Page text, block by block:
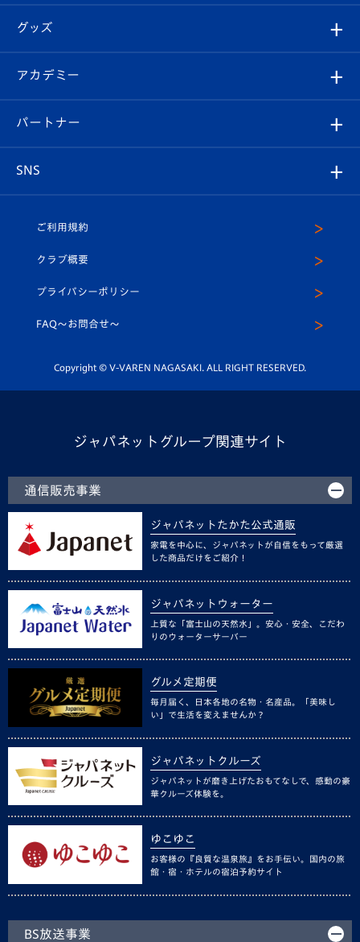
チケット
イベント
メディア
ホームタウン
スタッフプロフィール
マスコット紹介
平和祈念活動
ホームタウン活動
はじめての観戦ガイド
Revive Team
ヴィヴィくんの長崎おもてなしガイド
フォトギャラリー
スタジアムグルメ
チケット
V-LOVERS（ファンクラブ）
プレイヤーズスイート
グッズ
オンラインショップ
店舗情報
アカデミー
育成からのお知らせ
U-18
スクール
パートナー
SNS
ヴィヴィくんインスタグラム
公式LINE＠
ご利用規約
クラブ概要
プライバシーポリシー
FAQ〜お問合せ〜
Copyright © V-VAREN NAGASAKI. ALL RIGHT RESERVED.
ジャパネットグループ関連サイト
通信販売事業
ジャパネットたかた公式通販
家電を中心に、ジャパネットが自信をもって厳選
した商品だけをご紹介！
ジャパネットウォーター
上質な「富士山の天然水」。安心・安全、こだわ
りのウォーターサーバー
グルメ定期便
毎月届く、日本各地の名物・名産品。「美味し
い」で生活を変えませんか？
ジャパネットクルーズ
ジャパネットが磨き上げたおもてなしで、感動の豪
華クルーズ体験を。
ゆこゆこ
お客様の『良質な温泉旅』をお手伝い。国内の旅
館・宿・ホテルの宿泊予約サイト
BS放送事業